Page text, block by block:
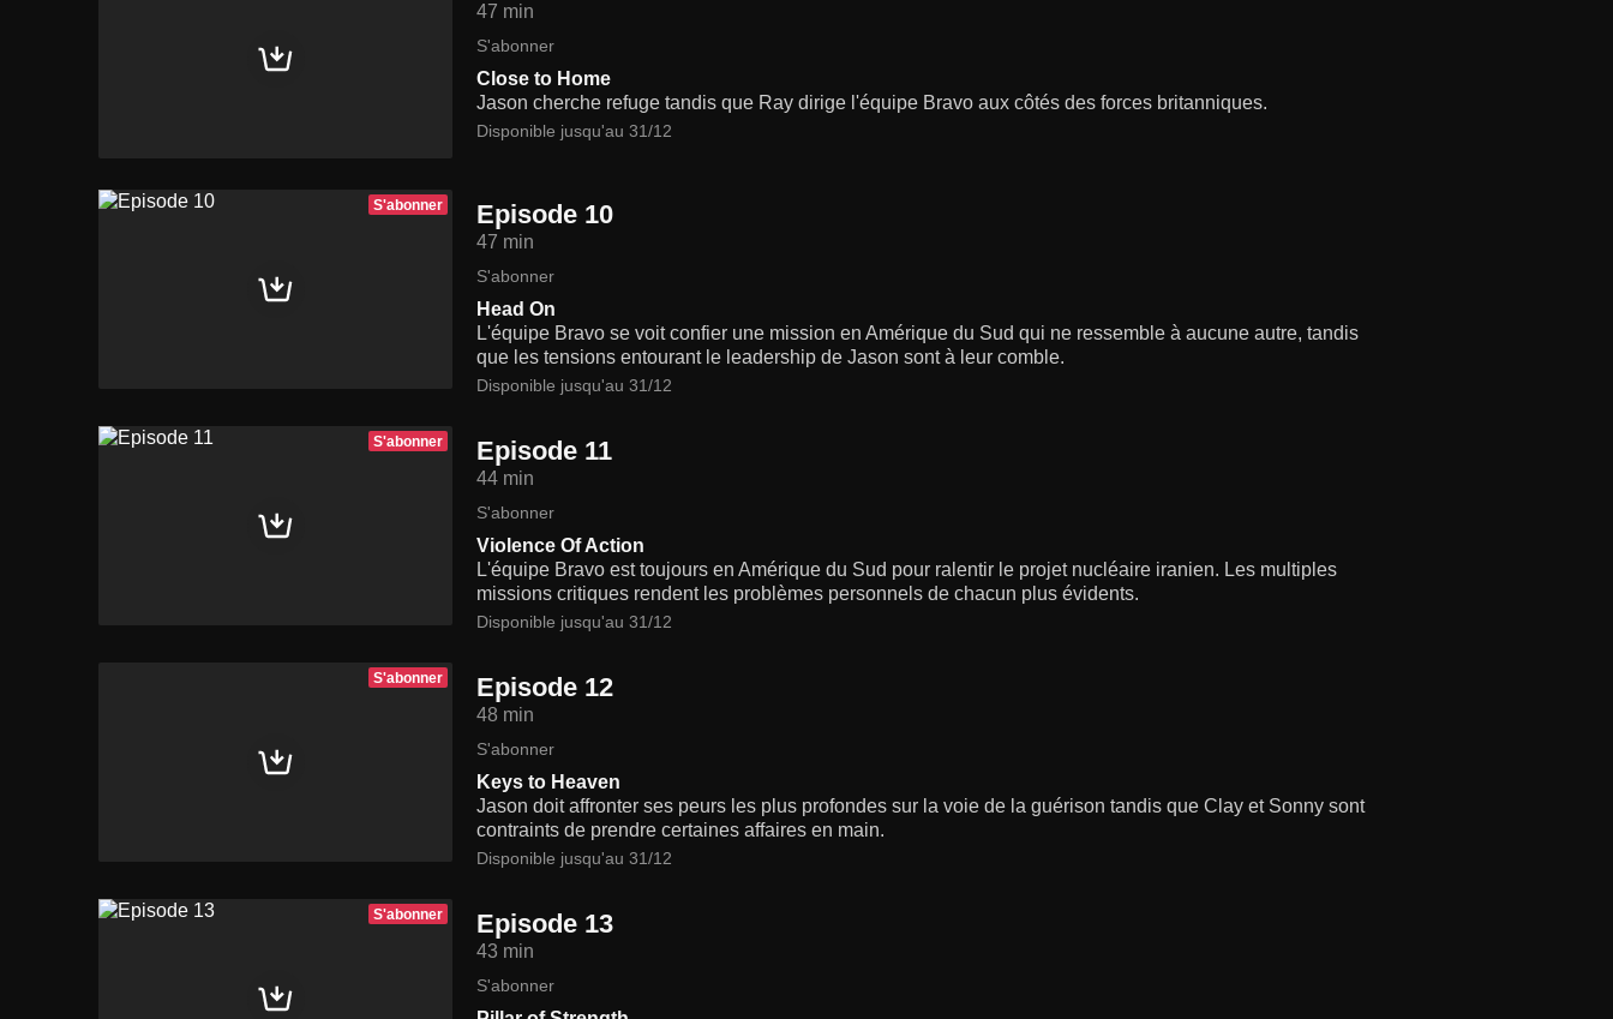
47 min
S'abonner
Close to Home
Jason cherche refuge tandis que Ray dirige l'équipe Bravo aux côtés des forces britanniques.
Disponible jusqu'au 31/12
S'abonner Episode 10
47 min
S'abonner
Head On
L'équipe Bravo se voit confier une mission en Amérique du Sud qui ne ressemble à aucune autre, tandis
que les tensions entourant le leadership de Jason sont à leur comble.
Disponible jusqu'au 31/12
S'abonner Episode 11
44 min
S'abonner
Violence Of Action
L'équipe Bravo est toujours en Amérique du Sud pour ralentir le projet nucléaire iranien. Les multiples
missions critiques rendent les problèmes personnels de chacun plus évidents.
Disponible jusqu'au 31/12
S'abonner Episode 12
48 min
S'abonner
Keys to Heaven
Jason doit affronter ses peurs les plus profondes sur la voie de la guérison tandis que Clay et Sonny sont
contraints de prendre certaines affaires en main.
Disponible jusqu'au 31/12
S'abonner Episode 13
43 min
S'abonner